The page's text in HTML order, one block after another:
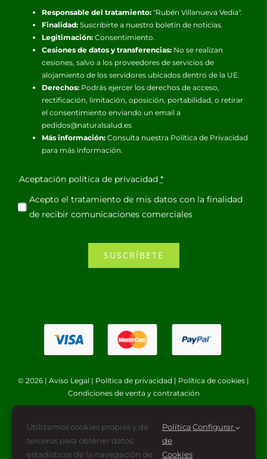
Responsable del tratamiento:"Rubén Villanueva Vedia".
Finalidad:Suscribirte a nuestro boletín de noticias.
Legitimación:Consentimiento.
Cesiones de datos y transferencias:No se realizan
cesiones, salvo a los proveedores de servicios de
alojamiento de los servidores ubicados dentro de la UE.
Derechos:Podrás ejercer los derechos de acceso,
rectificación, limitación, oposición, portabilidad, o retirar
el consentimiento enviando un email a
pedidos@naturalsalud.es
Más información:Consulta nuestra Política de Privacidad
para más información.
Aceptación política de privacidad *
Acepto el tratamiento de mis datos con la finalidad
de recibir comunicaciones comerciales
SUSCRÍBETE
© 2026 | Aviso Legal | Política de privacidad | Política de cookies |
Condiciones de venta y contratación
Utilizamos cookies propias y de
terceros para obtener datos
estadísticos de la navegación de
Política
de
Cookies
Configurar